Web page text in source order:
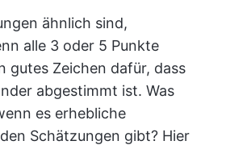
ähnlich sind,
alle 3 oder 5 Punkte
gutes Zeichen dafür, dass
abgestimmt ist. Was
es erhebliche
Schätzungen gibt? Hier